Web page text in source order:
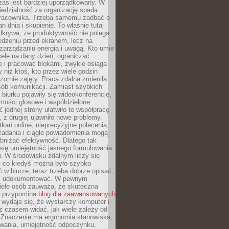
jest bardziej uporządkowany. W
za organizację spada
Trzeba samemu zadbać o
dnia i skupienie. To właśnie tutaj
że produktywność nie polega
przed ekranem, lecz na
energią i uwagą. Kto umie
na dany dzień, ograniczać
i pracować blokami, zwykle osiąga
niż ktoś, kto przez wiele godzin
zajęty. Praca zdalna zmieniła
komunikacji. Zamiast szybkich
pojawiły się wideokonferencje,
głosowe i współdzielone
jednej strony ułatwiło to współpracę
z drugiej ujawniło nowe problemy.
online, nieprecyzyjne polecenia,
i ciągłe powiadomienia mogą
efektywność. Dlatego tak
umiejętność jasnego formułowania
W środowisku zdalnym liczy się
co kiedyś można było szybko
w biurze, teraz trzeba dobrze opisać,
udokumentować. W pewnym
osób zauważa, że skuteczna
przypomina blog dla zaawansowanych
się, że wystarczy komputer i
czasem widać, jak wiele zależy od
ma ergonomia stanowiska,
umiejętność odpoczynku,